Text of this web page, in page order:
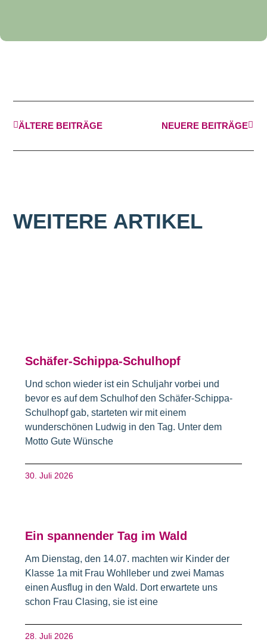
ÄLTERE BEITRÄGE NEUERE BEITRÄGE
WEITERE ARTIKEL
Schäfer-Schippa-Schulhopf
Und schon wieder ist ein Schuljahr vorbei und
bevor es auf dem Schulhof den Schäfer-Schippa-
Schulhopf gab, starteten wir mit einem
wunderschönen Ludwig in den Tag. Unter dem
Motto Gute Wünsche
30. Juli 2026
Ein spannender Tag im Wald
Am Dienstag, den 14.07. machten wir Kinder der
Klasse 1a mit Frau Wohlleber und zwei Mamas
einen Ausflug in den Wald. Dort erwartete uns
schon Frau Clasing, sie ist eine
28. Juli 2026